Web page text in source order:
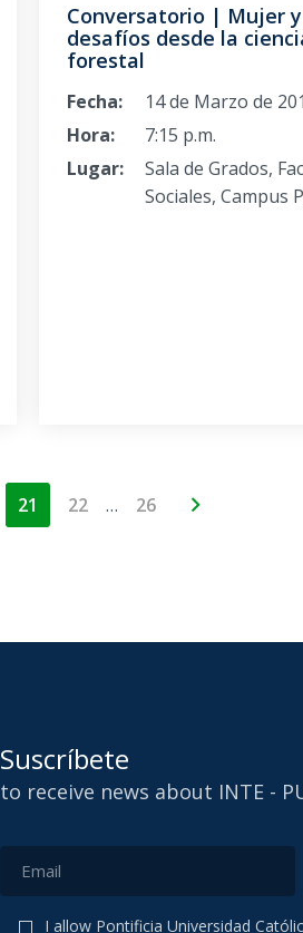
Conversatorio | Mujer
desafíos desde la
forestal
Fecha:
14 de Marzo de
Hora:
7:15 p.m.
Lugar:
Sala de Grados,
Sociales, Campus
21 22 … 26
Suscríbete
to receive news about INTE -
I allow Pontificia Universidad